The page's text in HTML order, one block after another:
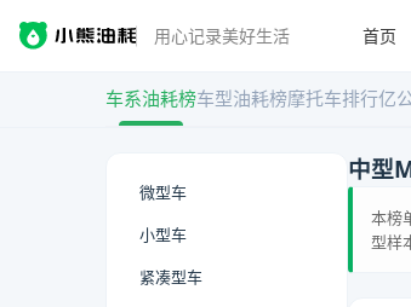
用心记录美好生活 首页
车系油耗榜车型油耗榜摩托车排行亿
微型车
小型车
紧凑型车
中型
本榜
型样